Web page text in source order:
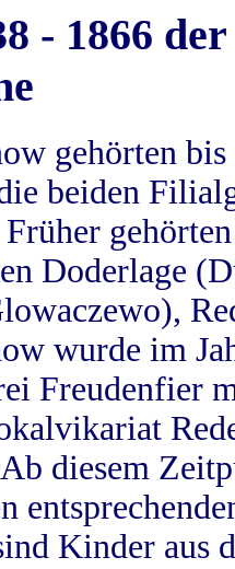
- 1866
gehörten
beiden
Doderlage
wurde im
Freudenfier
diesem
Kinder aus